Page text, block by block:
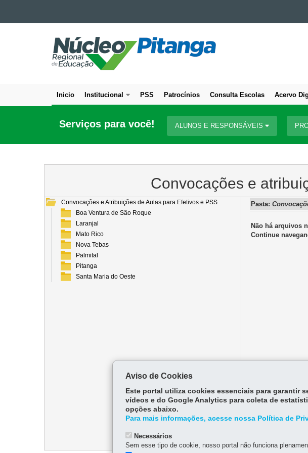
Ir para a navegação
Ir para a busca
NÚCLEO
REGIONAL
DE
PITANGA
Navegação
principal
Inicio Institucional PSS Patrocínios Consulta Escolas Acervo
Serviços para você! ALUNOS E RESPONSÁVEIS
Convocações e
Convocações e Atribuições de Aulas para Efetivos e PSS
Boa Ventura de São Roque
Laranjal
Mato Rico
Nova Tebas
Palmital
Pitanga
Santa Maria do Oeste
Pasta:
Não há arquivos
Continue
Aviso de Cookies
Este portal utiliza cookies essenciais para garantir
vídeos e do Google Analytics para coleta de
opções abaixo.
Para mais informações, acesse nossa Política de
Necessários
Sem esse tipo de cookie, nosso portal não funciona